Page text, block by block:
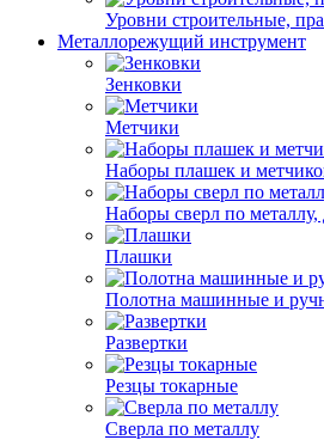
Уровни строительные,
Металлорежущий инструмент
Зенковки
Метчики
Наборы плашек и
Наборы сверл по металлу,
Плашки
Полотна машинные и
Развертки
Резцы токарные
Сверла по металлу